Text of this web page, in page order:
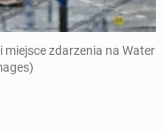
zdarzenia na Water